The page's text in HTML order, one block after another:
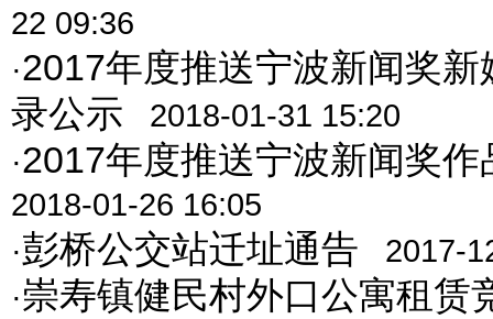
22 09:36
·2017年度推送宁波新闻奖新
录公示
2018-01-31 15:20
·2017年度推送宁波新闻奖作
2018-01-26 16:05
·彭桥公交站迁址通告
2017-
·崇寿镇健民村外口公寓租赁